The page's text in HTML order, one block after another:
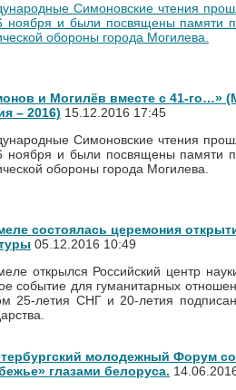
Симоновские чтения
ноября и были посвящены памяти
обороны города Могилева.
и Могилёв вместе с 41-го…»
– 2016) 15.12.2016 17:45
Симоновские чтения
ноября и были посвящены памяти
обороны города Могилева.
состоялась церемония
05.12.2016 10:49
открылся Российский центр
событие для гуманитарных
25-летия СНГ и 20-летия
молодежный Форум
глазами белоруса.